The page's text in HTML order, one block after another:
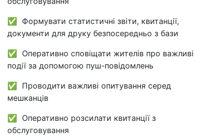
✅ Формувати статистичні звіти, квитанції,
документи для друку безпосередньо з бази
✅ Оперативно сповіщати жителів про важливі
події за допомогою пуш-повідомлень
✅ Проводити важливі опитування серед
мешканців
✅ Оперативно розсилати квитанції з
обслуговування